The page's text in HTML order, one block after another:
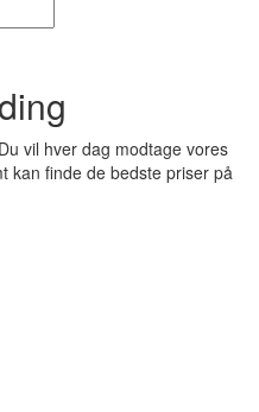
vil hver dag modtage vores
kan finde de bedste priser på